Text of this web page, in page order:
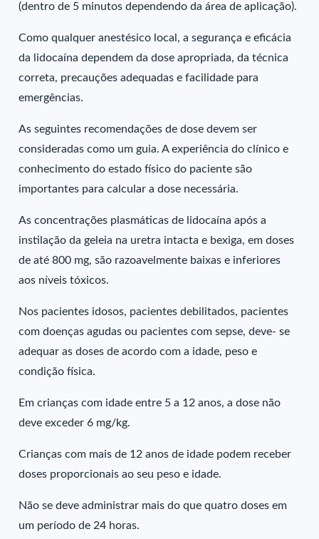
(dentro de 5 minutos dependendo da área de aplicação).
Como qualquer anestésico local, a segurança e eficácia
da lidocaína dependem da dose apropriada, da técnica
correta, precauções adequadas e facilidade para
emergências.
As seguintes recomendações de dose devem ser
consideradas como um guia. A experiência do clínico e
conhecimento do estado físico do paciente são
importantes para calcular a dose necessária.
As concentrações plasmáticas de lidocaína após a
instilação da geleia na uretra intacta e bexiga, em doses
de até 800 mg, são razoavelmente baixas e inferiores
aos níveis tóxicos.
Nos pacientes idosos, pacientes debilitados, pacientes
com doenças agudas ou pacientes com sepse, deve- se
adequar as doses de acordo com a idade, peso e
condição física.
Em crianças com idade entre 5 a 12 anos, a dose não
deve exceder 6 mg/kg.
Crianças com mais de 12 anos de idade podem receber
doses proporcionais ao seu peso e idade.
Não se deve administrar mais do que quatro doses em
um período de 24 horas.